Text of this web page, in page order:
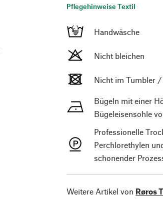
Pflegehinweise Textil
Handwäsche
Nicht bleichen
Nicht im Tumbler
Bügeln mit einer
Bügeleisensohle
Professionelle
Perchlorethylen
schonender
Weitere Artikel von Røros